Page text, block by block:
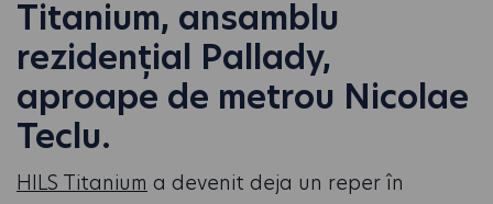
Titanium, ansamblu
rezidențial Pallady,
aproape de metrou Nicolae
Teclu.
HILS Titanium a devenit deja un reper în